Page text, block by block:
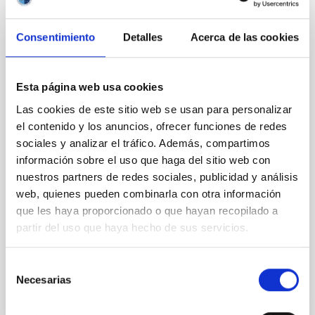
Consentimiento Detalles Acerca de las cookies
Esta página web usa cookies
Las cookies de este sitio web se usan para personalizar
el contenido y los anuncios, ofrecer funciones de redes
sociales y analizar el tráfico. Además, compartimos
información sobre el uso que haga del sitio web con
nuestros partners de redes sociales, publicidad y análisis
web, quienes pueden combinarla con otra información
que les haya proporcionado o que hayan recopilado a
partir del uso que haya hecho de sus servicios.
Necesarias
Magnetic Field Alignment with Dense
Cores in the Transition between Cloud and
Core Scales
In a magnetically dominated model of star formation,
field orientation of star-forming dense cores and the
cloud-scale magnetic field. A. Pandhi et al. showed
instead, however, that the orientation of cores and
their angular momentum vectors appear random
with respect to the larger-scale magnetic
Yin, Sean et al.
Fecha de publicación: